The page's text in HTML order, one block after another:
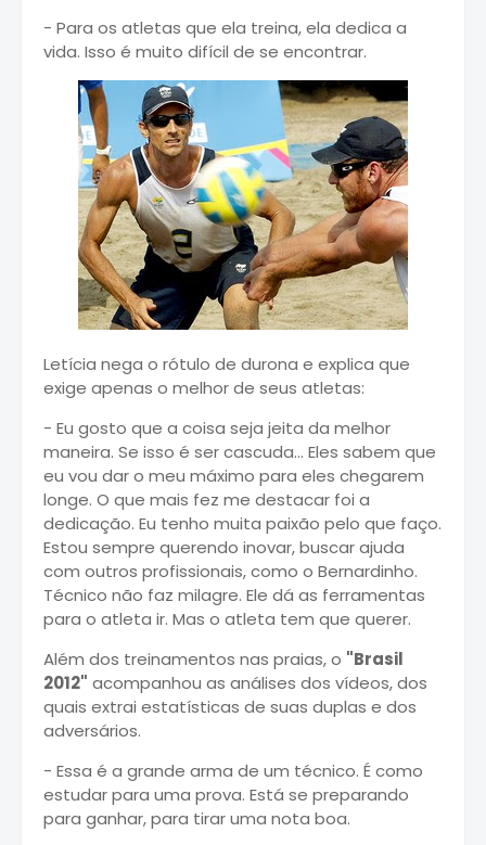
- Para os atletas que ela treina, ela dedica a
vida. Isso é muito difícil de se encontrar.
Letícia nega o rótulo de durona e explica que
exige apenas o melhor de seus atletas:
- Eu gosto que a coisa seja jeita da melhor
maneira. Se isso é ser cascuda... Eles sabem que
eu vou dar o meu máximo para eles chegarem
longe. O que mais fez me destacar foi a
dedicação. Eu tenho muita paixão pelo que faço.
Estou sempre querendo inovar, buscar ajuda
com outros profissionais, como o Bernardinho.
Técnico não faz milagre. Ele dá as ferramentas
para o atleta ir. Mas o atleta tem que querer.
Além dos treinamentos nas praias, o "Brasil
2012" acompanhou as análises dos vídeos, dos
quais extrai estatísticas de suas duplas e dos
adversários.
- Essa é a grande arma de um técnico. É como
estudar para uma prova. Está se preparando
para ganhar, para tirar uma nota boa.